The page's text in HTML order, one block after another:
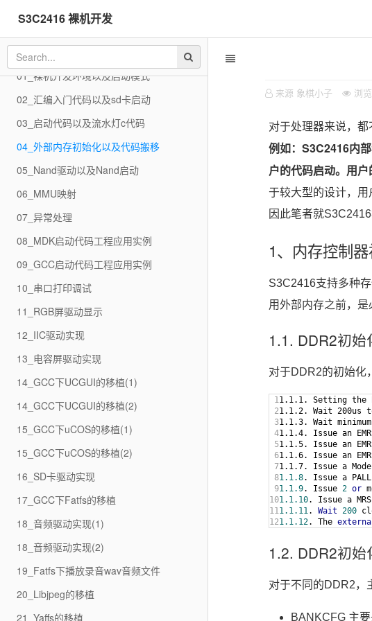
S3C2416 裸机开发
来源 象棋小子 浏览
对于处理器来说，都
例如：S3C2416内
户的代码启动。用
于较大型的设计，用
因此笔者就
1、内存控制
S3C2416支持多种
用外部内存之前，是
1.1. DDR2初始
对于DDR2的初始化
1
2
3
4
5
6
7
8
9
10
11
1.1.1. Setting the
1.1.2. Wait 200us
1.1.3. Wait
1.1.4. Issue an
1.1.5. Issue an
1.1.6. Issue an
1.1.7. Issue a
1.1.8. Issue a
1.1.9. Issue 2 or
1.1.10. Issue a MRS
1.1.11. Wait 200
1.1.12. The
1.2. DDR2初始
对于不同的DDR2，
BANKCFG 主
01_裸机开发环境以及启动模式
02_汇编入门代码以及sd卡启动
03_启动代码以及流水灯c代码
04_外部内存初始化以及代码搬移
05_Nand驱动以及Nand启动
06_MMU映射
07_异常处理
08_MDK启动代码工程应用实例
09_GCC启动代码工程应用实例
10_串口打印调试
11_RGB屏驱动显示
12_IIC驱动实现
13_电容屏驱动实现
14_GCC下UCGUI的移植(1)
14_GCC下UCGUI的移植(2)
15_GCC下uCOS的移植(1)
15_GCC下uCOS的移植(2)
16_SD卡驱动实现
17_GCC下Fatfs的移植
18_音频驱动实现(1)
18_音频驱动实现(2)
19_Fatfs下播放录音wav音频文件
20_Libjpeg的移植
21_Yaffs的移植